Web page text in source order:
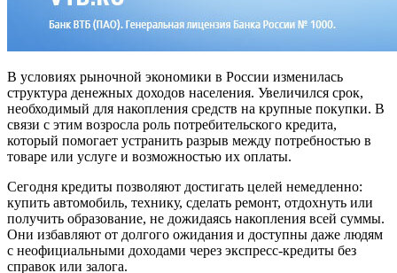
В условиях рыночной экономики в России изменилась
структура денежных доходов населения. Увеличился срок,
необходимый для накопления средств на крупные покупки. В
связи с этим возросла роль потребительского кредита,
который помогает устранить разрыв между потребностью в
товаре или услуге и возможностью их оплаты.
Сегодня кредиты позволяют достигать целей немедленно:
купить автомобиль, технику, сделать ремонт, отдохнуть или
получить образование, не дожидаясь накопления всей суммы.
Они избавляют от долгого ожидания и доступны даже людям
с неофициальными доходами через экспресс-кредиты без
справок или залога.